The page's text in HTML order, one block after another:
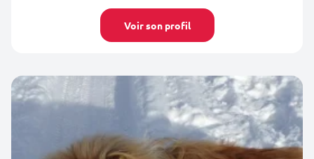
Voir son profil